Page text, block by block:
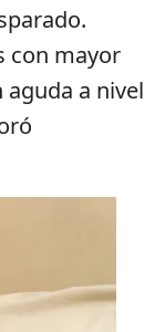
con mayor
a nivel